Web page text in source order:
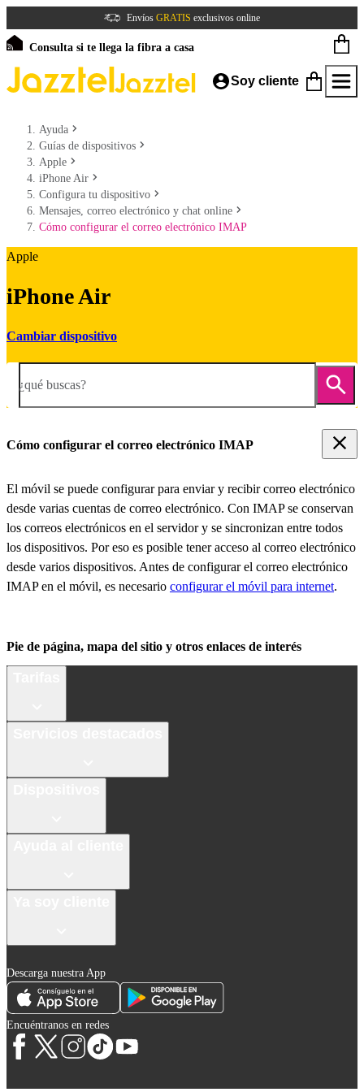
Envíos GRATIS exclusivos online
Consulta si te llega la fibra a casa
Soy cliente
Ayuda
Guías de dispositivos
Apple
iPhone Air
Configura tu dispositivo
Mensajes, correo electrónico y chat online
Cómo configurar el correo electrónico IMAP
Apple
iPhone Air
Cambiar dispositivo
¿qué buscas?
Cómo configurar el correo electrónico IMAP
El móvil se puede configurar para enviar y recibir correo electrónico
desde varias cuentas de correo electrónico. Con IMAP se conservan
los correos electrónicos en el servidor y se sincronizan entre todos
los dispositivos. Por eso es posible tener acceso al correo electrónico
desde varios dispositivos. Antes de configurar el correo electrónico
IMAP en el móvil, es necesario configurar el móvil para internet.
Pie de página, mapa del sitio y otros enlaces de interés
Descarga nuestra App
Encuéntranos en redes